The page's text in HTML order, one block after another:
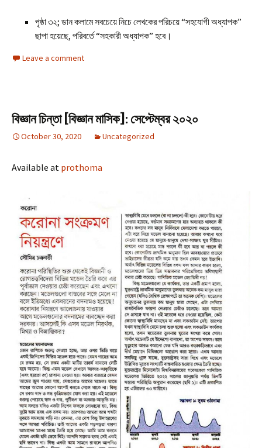
পৃষ্ঠা ৩২; ডান কলামে সবচেয়ে নিচে লেখকের পরিচয়ে “সহযোগী অধ্যাপক”
ছাপা হয়েছে, পরিবর্তে “সহকারী অধ্যাপক” হবে।
Leave a comment
বিজ্ঞান চিন্তা [বিজ্ঞান মাসিক]: সেপ্টেম্বর ২০২০
October 30, 2020 Uncategorized
Available at prothoma